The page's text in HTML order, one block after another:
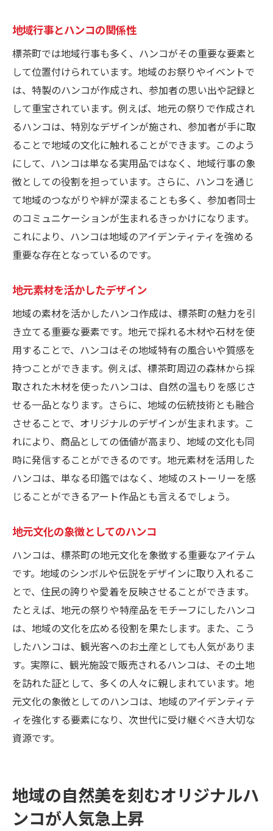
持続可能なデザインの追求
地元職人による精巧なハンコが生み出す特別な
職人技術が作り出す芸術性
個性的なハンコの制作プロセス
伝統と革新のバランス
作り手の思いが込められた作品
地域に残る手仕事の魅力
ハンコが記憶に残る理由
ハンコを使って日常に北海道の風景を取り入れ
る方法
日常生活でのハンコ活用術
家庭で楽しむオリジナルスタンプ
職場での北海道モチーフの利用法
ギフトとしての活用アイデア
ハンコを使ったDIYプロジェクト
地域行事とハンコの関係性
標茶町では地域行事も多く、ハンコがその重要な要素と
して位置付けられています。地域のお祭りやイベントで
は、特製のハンコが作成され、参加者の思い出や記録と
して重宝されています。例えば、地元の祭りで作成され
るハンコは、特別なデザインが施され、参加者が手に取
ることで地域の文化に触れることができます。このよう
にして、ハンコは単なる実用品ではなく、地域行事の象
徴としての役割を担っています。さらに、ハンコを通じ
て地域のつながりや絆が深まることも多く、参加者同士
のコミュニケーションが生まれるきっかけになります。
これにより、ハンコは地域のアイデンティティを強める
重要な存在となっているのです。
地元素材を活かしたデザイン
地域の素材を活かしたハンコ作成は、標茶町の魅力を引
き立てる重要な要素です。地元で採れる木材や石材を使
用することで、ハンコはその地域特有の風合いや質感を
持つことができます。例えば、標茶町周辺の森林から採
取された木材を使ったハンコは、自然の温もりを感じさ
せる一品となります。さらに、地域の伝統技術とも融合
させることで、オリジナルのデザインが生まれます。こ
れにより、商品としての価値が高まり、地域の文化も同
時に発信することができるのです。地元素材を活用した
ハンコは、単なる印鑑ではなく、地域のストーリーを感
じることができるアート作品とも言えるでしょう。
地元文化の象徴としてのハンコ
ハンコは、標茶町の地元文化を象徴する重要なアイテム
です。地域のシンボルや伝説をデザインに取り入れるこ
とで、住民の誇りや愛着を反映させることができます。
たとえば、地元の祭りや特産品をモチーフにしたハンコ
は、地域の文化を広める役割を果たします。また、こう
したハンコは、観光客へのお土産としても人気がありま
す。実際に、観光施設で販売されるハンコは、その土地
を訪れた証として、多くの人々に親しまれています。地
元文化の象徴としてのハンコは、地域のアイデンティテ
ィを強化する要素になり、次世代に受け継ぐべき大切な
資源です。
地域の自然美を刻むオリジナルハ
ンコが人気急上昇